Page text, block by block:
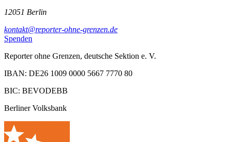
12051 Berlin
kontakt@reporter-ohne-grenzen.de
Spenden
Reporter ohne Grenzen, deutsche Sektion e. V.
IBAN: DE26 1009 0000 5667 7770 80
BIC: BEVODEBB
Berliner Volksbank